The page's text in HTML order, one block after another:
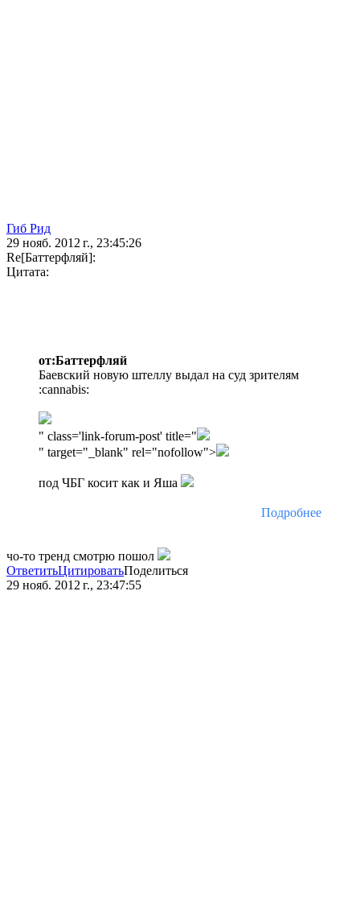
Гиб Рид
29 нояб. 2012 г., 23:45:26
Re[Баттерфляй]:
Цитата:
от:Баттерфляй
Баевский новую штеллу выдал на суд зрителям
:cannabis:
" class='link-forum-post' title="
" target="_blank" rel="nofollow">
под ЧБГ косит как и Яша
Подробнее
чо-то тренд смотрю пошол
ОтветитьЦитироватьПоделиться
29 нояб. 2012 г., 23:47:55